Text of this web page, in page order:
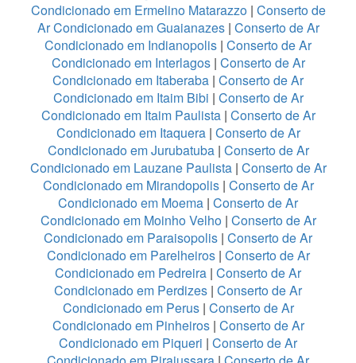
Condicionado em Ermelino Matarazzo | Conserto de
Ar Condicionado em Guaianazes| Conserto de Ar
Condicionado em Indianopolis | Conserto de Ar
Condicionado em Interlagos| Conserto de Ar
Condicionado em Itaberaba | Conserto de Ar
Condicionado em Itaim Bibi | Conserto de Ar
Condicionado em Itaim Paulista | Conserto de Ar
Condicionado em Itaquera| Conserto de Ar
Condicionado em Jurubatuba| Conserto de Ar
Condicionado em Lauzane Paulista | Conserto de Ar
Condicionado em Mirandopolis| Conserto de Ar
Condicionado em Moema | Conserto de Ar
Condicionado em Moinho Velho | Conserto de Ar
Condicionado em Paraisopolis | Conserto de Ar
Condicionado em Parelheiros| Conserto de Ar
Condicionado em Pedreira | Conserto de Ar
Condicionado em Perdizes | Conserto de Ar
Condicionado em Perus| Conserto de Ar
Condicionado em Pinheiros| Conserto de Ar
Condicionado em Piqueri | Conserto de Ar